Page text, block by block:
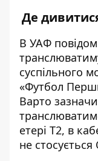
Де
В УАФ
суспільного
«Футбол
Варто
етері T2, в
не